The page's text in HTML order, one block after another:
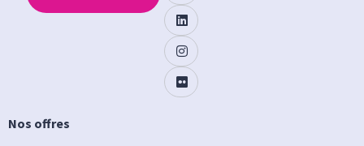
Nos offres